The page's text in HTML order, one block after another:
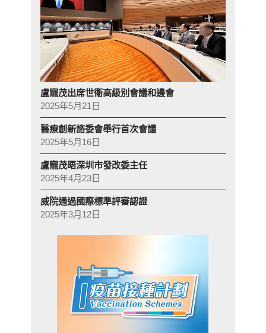
盧寵茂出席世衞高級別會議和邊會
2025年5月21日
醫療創新諮委會舉行首次會議
2025年5月16日
盧寵茂晤深圳市發改委主任
2025年4月23日
威院通過國際標準評審認證
2025年3月12日